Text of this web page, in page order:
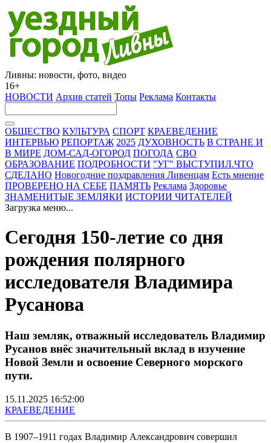
Ливны: новости, фото, видео
16+
НОВОСТИ Архив статей Топы Реклама Контакты
ОБЩЕСТВО КУЛЬТУРА СПОРТ КРАЕВЕДЕНИЕ
ИНТЕРВЬЮ РЕПОРТАЖ 2025 ДУХОВНОСТЬ В СТРАНЕ И
В МИРЕ ДОМ-САД-ОГОРОД ПОГОДА СВО
ОБРАЗОВАНИЕ ПОДРОБНОСТИ "УГ" ВЫСТУПИЛ.ЧТО
СДЕЛАНО Новогодние поздравления Ливенцам Есть мнение
ПРОВЕРЕНО НА СЕБЕ ПАМЯТЬ Реклама Здоровье
ЗНАМЕНИТЫЕ ЗЕМЛЯКИ ИСТОРИИ ЧИТАТЕЛЕЙ
Загрузка меню...
Сегодня 150-летие со дня
рождения полярного
исследователя Владимира
Русанова
Наш земляк, отважный исследователь Владимир
Русанов внёс значительный вклад в изучение
Новой Земли и освоение Северного морского
пути.
15.11.2025 16:52:00
КРАЕВЕДЕНИЕ
В 1907–1911 годах Владимир Александрович совершил